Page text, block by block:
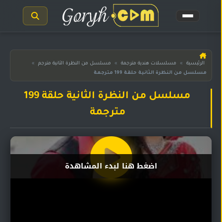
الرئيسية
مسلسلات
المترجمة
مدبلجة
الرئيسية » مسلسلات هندية مترجمة » مسلسل من النظرة الثانية مترجم
»
مسلسل من النظرة الثانية حلقة 199 مترجمة
مسلسل من النظرة الثانية حلقة 199
مترجمة
اضغط هنا لبدء المشاهدة